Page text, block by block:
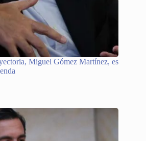
Miguel Gómez Martínez, es